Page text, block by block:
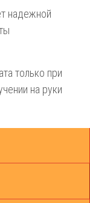
надежной
только при
на руки